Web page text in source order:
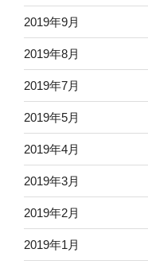
2019年9月
2019年8月
2019年7月
2019年5月
2019年4月
2019年3月
2019年2月
2019年1月